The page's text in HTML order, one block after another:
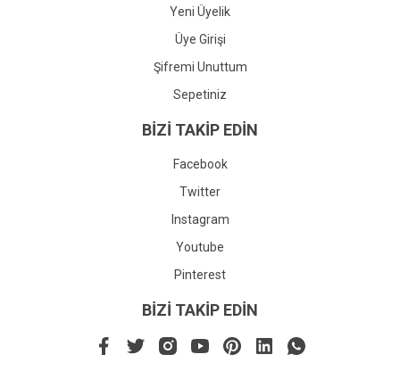
Yeni Üyelik
Üye Girişi
Şifremi Unuttum
Sepetiniz
BİZİ TAKİP EDİN
Facebook
Twitter
Instagram
Youtube
Pinterest
BİZİ TAKİP EDİN